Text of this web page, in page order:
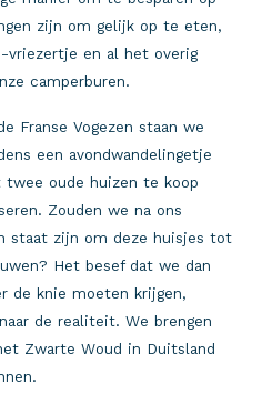
zijn om gelijk op te eten,
vriezertje en al het overig
camperburen.
Franse Vogezen staan we
een avondwandelingetje
oude huizen te koop
Zouden we na ons
staat zijn om deze huisjes tot
Het besef dat we dan
de knie moeten krijgen,
de realiteit. We brengen
Zwarte Woud in Duitsland